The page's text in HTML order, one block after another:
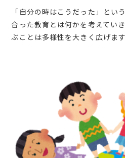
「自分の時はこうだった」とい
合った教育とは何かを考えてい
ぶことは多様性を大きく広げます